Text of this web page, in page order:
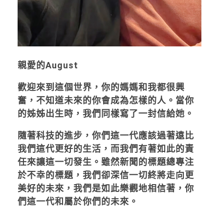
親愛的August
歡迎來到這個世界，你的媽媽和我都很興
奮，不知道未來的你會成為怎樣的人。當你
的姊姊出生時，我們同樣寫了一封信給她。
隨著科技的進步，你們這一代應該過著遠比
我們這代更好的生活，而我們有著如此的責
任來讓這一切發生。雖然新聞的標題總專注
於不幸的標題，我們卻深信一切終將走向更
美好的未來，我們是如此樂觀地相信著，你
們這一代和屬於你們的未來。